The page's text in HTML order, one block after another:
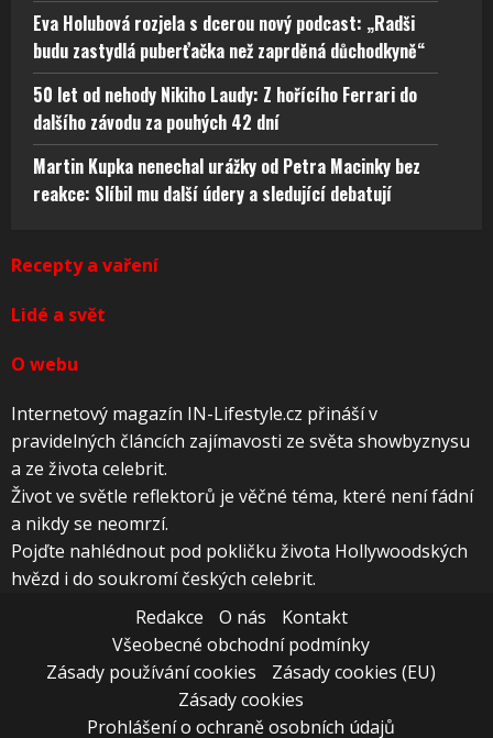
Eva Holubová rozjela s dcerou nový podcast: „Radši
budu zastydlá puberťačka než zaprděná důchodkyně“
50 let od nehody Nikiho Laudy: Z hořícího Ferrari do
dalšího závodu za pouhých 42 dní
Martin Kupka nenechal urážky od Petra Macinky bez
reakce: Slíbil mu další údery a sledující debatují
Recepty a vaření
Lidé a svět
O webu
Internetový magazín IN-Lifestyle.cz přináší v
pravidelných článcích zajímavosti ze světa showbyznysu
a ze života celebrit.
Život ve světle reflektorů je věčné téma, které není fádní
a nikdy se neomrzí.
Pojďte nahlédnout pod pokličku života Hollywoodských
hvězd i do soukromí českých celebrit.
Redakce
O nás
Kontakt
Všeobecné obchodní podmínky
Zásady používání cookies
Zásady cookies (EU)
Zásady cookies
Prohlášení o ochraně osobních údajů